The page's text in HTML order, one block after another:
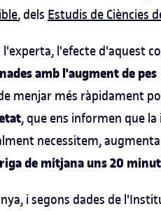
, dels Estudis de Ciències
l'experta, l'efecte d'aquest
amb l'augment de pes
menjar més ràpidament
, que ens informen que
necessitem,
de mitjana uns 20
i segons dades de